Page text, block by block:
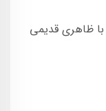
ظاهری قدیمی